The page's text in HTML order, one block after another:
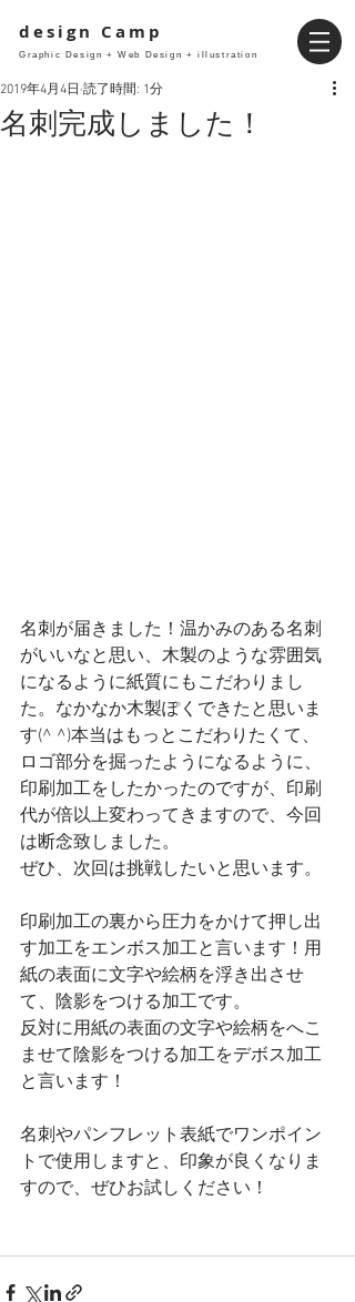
design Camp
Graphic Design + Web Design + illustration
名刺完成しました！
2019年4月4日 読了時間: 1分
名刺が届きました！温かみのある名刺
がいいなと思い、木製のような雰囲気
になるように紙質にもこだわりまし
た。なかなか木製ぽくできたと思いま
す(^ ^)本当はもっとこだわりたくて、
ロゴ部分を掘ったようになるように、
印刷加工をしたかったのですが、印刷
代が倍以上変わってきますので、今回
は断念致しました。
ぜひ、次回は挑戦したいと思います。
印刷加工の裏から圧力をかけて押し出
す加工をエンボス加工と言います！用
紙の表面に文字や絵柄を浮き出させ
て、陰影をつける加工です。
反対に用紙の表面の文字や絵柄をへこ
ませて陰影をつける加工をデボス加工
と言います！
名刺やパンフレット表紙でワンポイン
トで使用しますと、印象が良くなりま
すので、ぜひお試しください！